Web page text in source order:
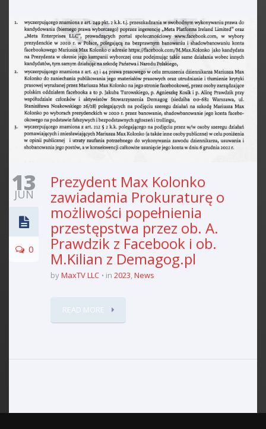
13
JUN
0
Prezydent Max Kolonko
zawiadamia Prokuraturę o
możliwości popełnienia
przestępstwa przez ob. A.
Prawdzik z Facebook i ob.
M.Kilian z Demagog.pl
byMaxTV LLC in 2023 News
READ MORE